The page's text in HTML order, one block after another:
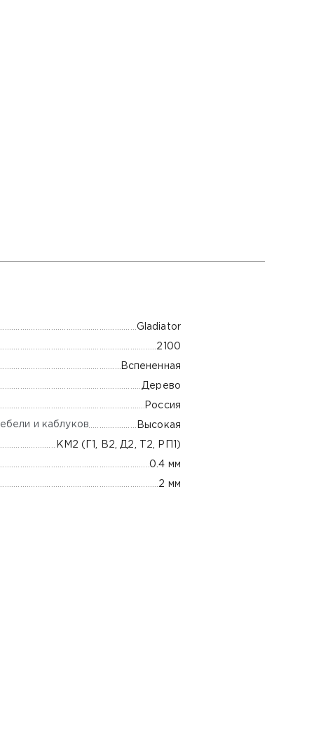
Gladiator
2100
Вспененная
Дерево
Россия
и каблуков Высокая
КМ2 (Г1, В2, Д2, Т2, РП1)
0.4 мм
2 мм